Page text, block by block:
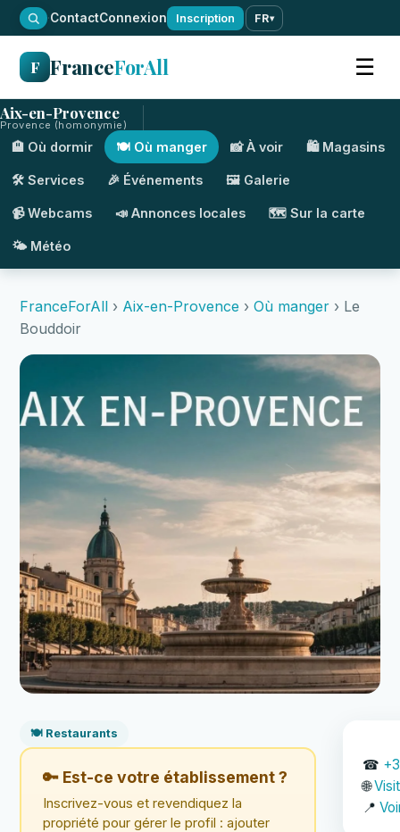
·ContactConnexion Inscription FR▾
F FranceForAll ☰
Aix-en-Provence
Provence (homonymie)
🏨 Où dormir 🍽️ Où manger 📸 À voir 🛍️ Magasins
🛠️ Services 🎉 Événements 🖼️ Galerie
📹 Webcams 📣 Annonces locales 🗺️ Sur la carte
🌤️ Météo
FranceForAll › Aix-en-Provence › Où manger › Le
Bouddoir
🍽️ Restaurants
🔑 Est-ce votre établissement ?
Inscrivez-vous et revendiquez la
propriété pour gérer le profil : ajouter
☎
🌐
📍